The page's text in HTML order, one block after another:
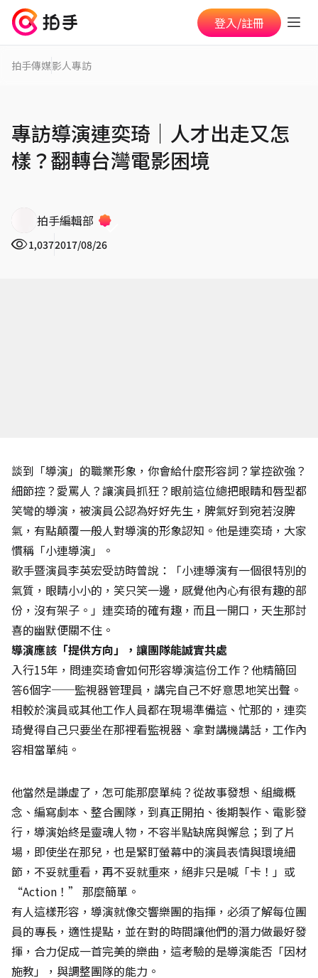
登入/註冊
拍手傳媒影人專訪
專訪導演連奕琦│人才出走又怎
樣？翻轉台灣電影困境
拍手編輯部
1,0372017/08/26
談到「導演」的職業形象，你會給什麼形容詞？掌控欲強？
細節控？愛罵人？讓演員抓狂？眼前這位總把眼睛和唇型都
笑彎的導演，被演員公認為好好先生，脾氣好到宛若沒脾
氣，有點顛覆一般人對導演的形象認知。他是連奕琦，大家
慣稱「小連導演」。
歌手暨演員李英宏受訪時曾說：「小連導演有一個很特別的
氣質，眼睛小小的，笑只笑一邊，感覺他內心有很有趣的部
份，沒有架子。」連奕琦的確有趣，而且一開口，天生那討
喜的幽默便關不住。
導演應該「提供方向」，讓團隊能誠實共處
入行15年，問連奕琦會如何形容導演這份工作？他精簡回
答6個字──監視器管理員，講完自己不好意思地笑出聲。
相較於演員或其他工作人員都在現場準備這、忙那的，連奕
琦覺得自己只要坐在那裡看監視器、拿對講機講話，工作內
容相當單純。
他當然是謙虛了，怎可能那麼單純？從故事發想、組織概
念、編寫劇本、整合團隊，到真正開拍、後期製作、電影發
行，導演始終是靈魂人物，不容半點缺席與懈怠；到了片
場，即使坐在那兒，也是緊盯螢幕中的演員表情與環境細
節，不妥就重看，再不妥就重來，絕非只是喊「卡！」或
“Action！” 那麼簡單。
有人這樣形容，導演就像交響樂團的指揮，必須了解每位團
員的專長，適性提點，並在對的時間讓他們的潛力做最好發
揮，合力促成一首完美的樂曲，這考驗的是導演能否「因材
施教」，與調整團隊的能力。